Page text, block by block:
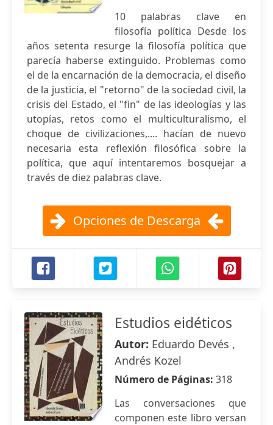
10 palabras clave en
filosofía política Desde los
años setenta resurge la filosofía política que
parecía haberse extinguido. Problemas como
el de la encarnación de la democracia, el diseño
de la justicia, el "retorno" de la sociedad civil, la
crisis del Estado, el "fin" de las ideologías y las
utopías, retos como el multiculturalismo, el
choque de civilizaciones,.... hacían de nuevo
necesaria esta reflexión filosófica sobre la
política, que aquí intentaremos bosquejar a
través de diez palabras clave.
Opciones de Descarga
Estudios eidéticos
Autor: Eduardo Devés ,
Andrés Kozel
Número de Páginas: 318
Las conversaciones que
componen este libro versan